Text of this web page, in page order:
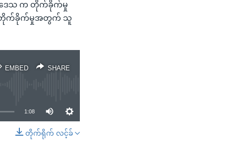
ဒေသ က တိုက်ခိုက်မှု
တိုက်ခိုက်မှုအတွက် သူ
EMBED SHARE
SHARE
1:08
တိုက်ရိုက် လင့်ခ်